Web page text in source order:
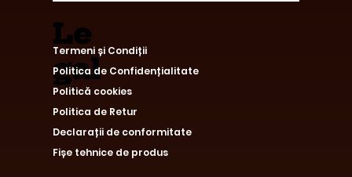
Le
gal
Termeni și Condiții
Politica de Confidențialitate
Politică cookies
Politica de Retur
Declarații de conformitate
Fișe tehnice de produs